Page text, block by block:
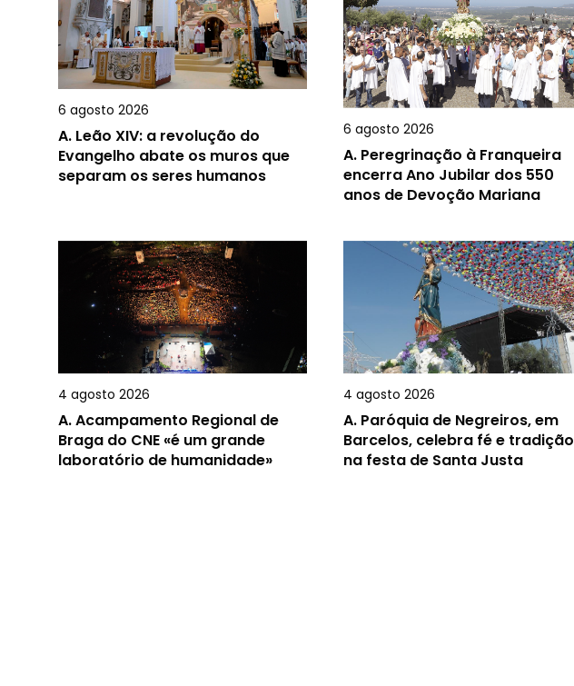
6 agosto 2026
A. Leão XIV: a revolução do
Evangelho abate os muros que
separam os seres humanos
6 agosto 2026
A. Peregrinação à Franqueira
encerra Ano Jubilar dos 550
anos de Devoção Mariana
4 agosto 2026
A.Acampamento Regional de
Braga do CNE «é um grande
laboratório de humanidade»
4 agosto 2026
A. Paróquia de Negreiros, em
Barcelos, celebra fé e tradição
na festa de Santa Justa